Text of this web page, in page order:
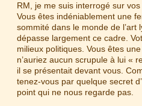
RM, je me suis interrogé sur
Vous êtes indéniablement une
sommité dans le monde de l’art
dépasse largement ce cadre.
milieux politiques. Vous êtes
n’auriez aucun scrupule à lui «
il se présentait devant vous.
tenez-vous par quelque secret
point qui ne nous regarde pas.